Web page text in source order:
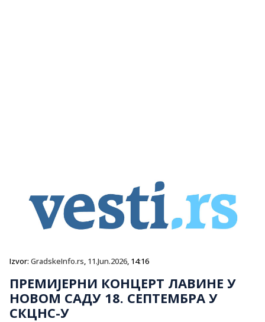
Izvor: GradskeInfo.rs, 11.Jun.2026, 14:16
ПРЕМИЈЕРНИ КОНЦЕРТ ЛАВИНЕ У
НОВОМ САДУ 18. СЕПТЕМБРА У
СКЦНС-У